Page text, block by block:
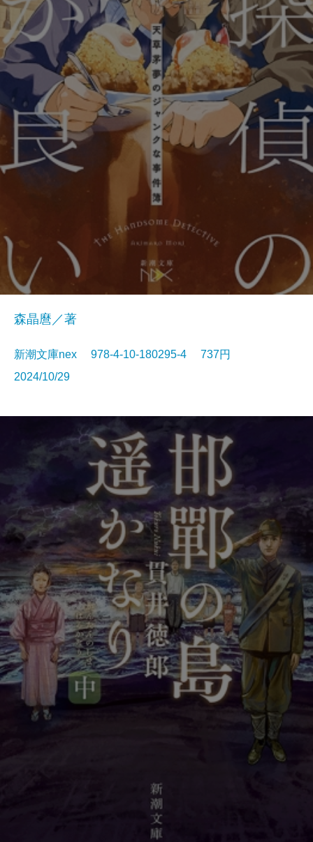
森晶麿／著
新潮文庫nex 978-4-10-180295-4 737円
2024/10/29